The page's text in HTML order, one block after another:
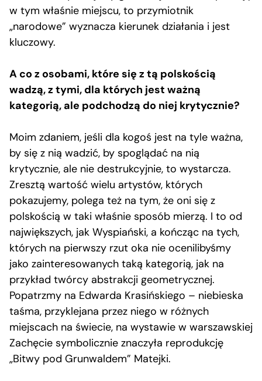
w tym właśnie miejscu, to przymiotnik
„narodowe” wyznacza kierunek działania i jest
kluczowy.
A co z osobami, które się z tą polskością
wadzą, z tymi, dla których jest ważną
kategorią, ale podchodzą do niej krytycznie?
Moim zdaniem, jeśli dla kogoś jest na tyle ważna,
by się z nią wadzić, by spoglądać na nią
krytycznie, ale nie destrukcyjnie, to wystarcza.
Zresztą wartość wielu artystów, których
pokazujemy, polega też na tym, że oni się z
polskością w taki właśnie sposób mierzą. I to od
największych, jak Wyspiański, a kończąc na tych,
których na pierwszy rzut oka nie ocenilibyśmy
jako zainteresowanych taką kategorią, jak na
przykład twórcy abstrakcji geometrycznej.
Popatrzmy na Edwarda Krasińskiego – niebieska
taśma, przyklejana przez niego w różnych
miejscach na świecie, na wystawie w warszawskiej
Zachęcie symbolicznie znaczyła reprodukcję
„Bitwy pod Grunwaldem” Matejki.